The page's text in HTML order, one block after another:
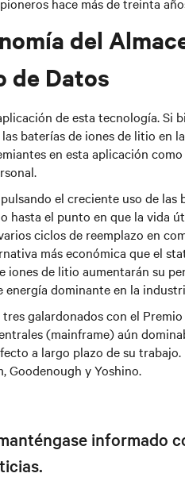
del
de Datos
de esta tecnología. Si
baterías de iones de litio en
en esta aplicación
el creciente uso de
hasta el punto en que la vida
ciclos de reemplazo en
más económica que el
iones de litio aumentarán su
dominante en la
galardonados con el
(mainframe) aún
a largo plazo de su
Goodenough y Yoshino.
informado